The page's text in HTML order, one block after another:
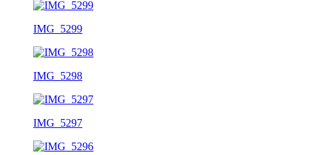
IMG_5299
IMG_5298
IMG_5297